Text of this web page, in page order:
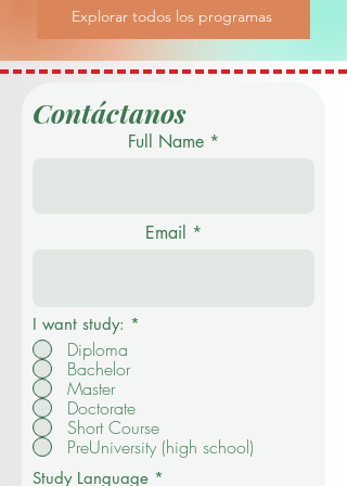
Explorar todos los programas
Contáctanos
Full Name
Email
I want study: *
Diploma
Bachelor
Master
Doctorate
Short Course
PreUniversity (high school)
Study Language *